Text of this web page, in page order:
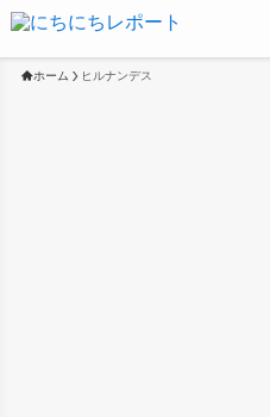
ホーム ヒルナンデス